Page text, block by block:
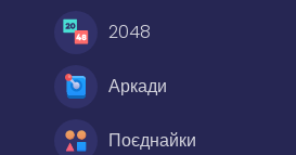
2048
Аркади
Поєднайки